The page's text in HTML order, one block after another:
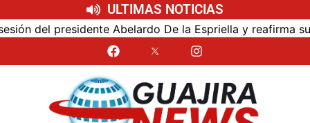
ULTIMAS NOTICIAS
presidente Abelardo De la Espriella y reafirma su